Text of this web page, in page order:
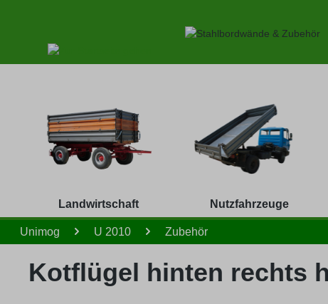
Landwirtschaft Nutzfahrzeuge
Unimog U 2010 Zubehör
Kotflügel hinten rechts